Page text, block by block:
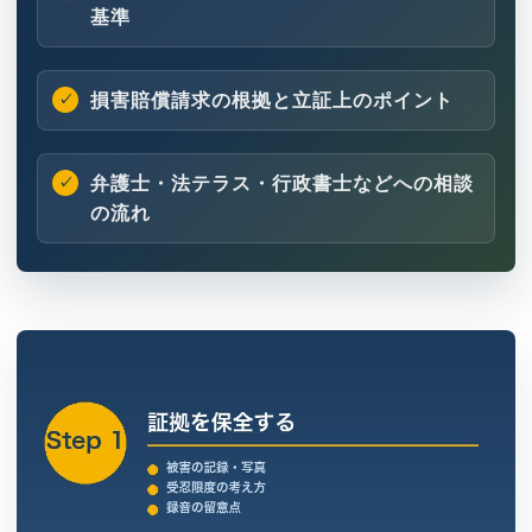
基準
損害賠償請求の根拠と立証上のポイント
弁護士・法テラス・行政書士などへの相談
の流れ